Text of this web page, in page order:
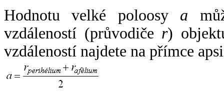
Hodnotu velké poloosy a
vzdáleností (průvodiče r)
vzdáleností najdete na přímce